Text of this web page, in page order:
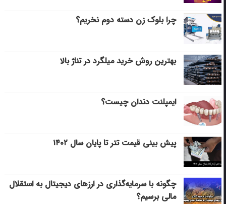
چرا بلوک زن دسته دوم نخریم؟
بهترین روش خرید میلگرد در تناژ بالا
ایمپلنت دندان چیست؟
پیش بینی قیمت تتر تا پایان سال ۱۴۰۲
چگونه با سرمایه‌گذاری در ارزهای دیجیتال به استقلال
مالی برسیم؟